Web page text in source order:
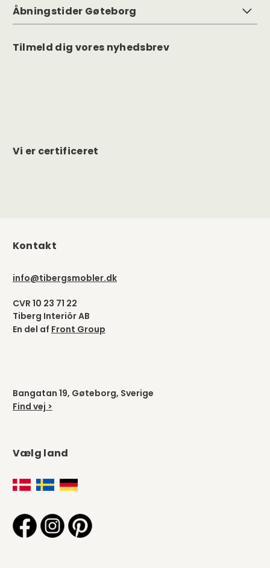
Åbningstider Gøteborg
Tilmeld dig vores nyhedsbrev
Vi er certificeret
Kontakt
info@tibergsmobler.dk
CVR 10 23 71 22
Tiberg Interiör AB
En del af Front Group
Bangatan 19, Gøteborg, Sverige
Find vej >
Vælg land